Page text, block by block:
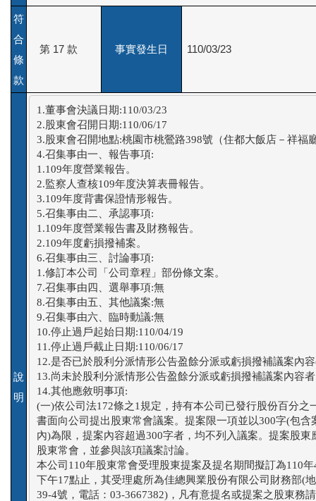
符
合
條
款
第 17 款 事實發生日 110/03/23
說
明
1.董事會決議日期:110/03/23
2.股東會召開日期:110/06/17
3.股東會召開地點:桃園市桃鶯路398號（住都大飯店－祥福
4.召集事由一、報告事項:
1.109年度營業報告。
2.監察人查核109年度決算表冊報告。
3.109年度背書保證情形報告。
5.召集事由二、承認事項:
1.109年度營業報告書及財務報告。
2.109年度虧損撥補案。
6.召集事由三、討論事項:
1.修訂本公司「公司章程」部份條文案。
7.召集事由四、選舉事項:無
8.召集事由五、其他議案:無
9.召集事由六、臨時動議:無
10.停止過戶起始日期:110/04/19
11.停止過戶截止日期:110/06/17
12.是否已於股利分派情形公告盈餘分派或虧損撥補議案內
13.尚未於股利分派情形公告盈餘分派或虧損撥補議案內容
14.其他應敘明事項:
(一)依公司法172條之1規定，持有本公司已發行股份百分之
書面向公司提出股東常會議案。提案限一項並以300字(包含
內)為限，提案內容超過300字者，均不列入議案。提案股東
股東常會，並參與該項議案討論。
本公司110年股東常會受理股東提案及提名期間擬訂為110
下午17點止，其受理處所為佳總興業股份有限公司財務部(
39-4號，電話：03-3667382)，凡有意提名或提案之股東務